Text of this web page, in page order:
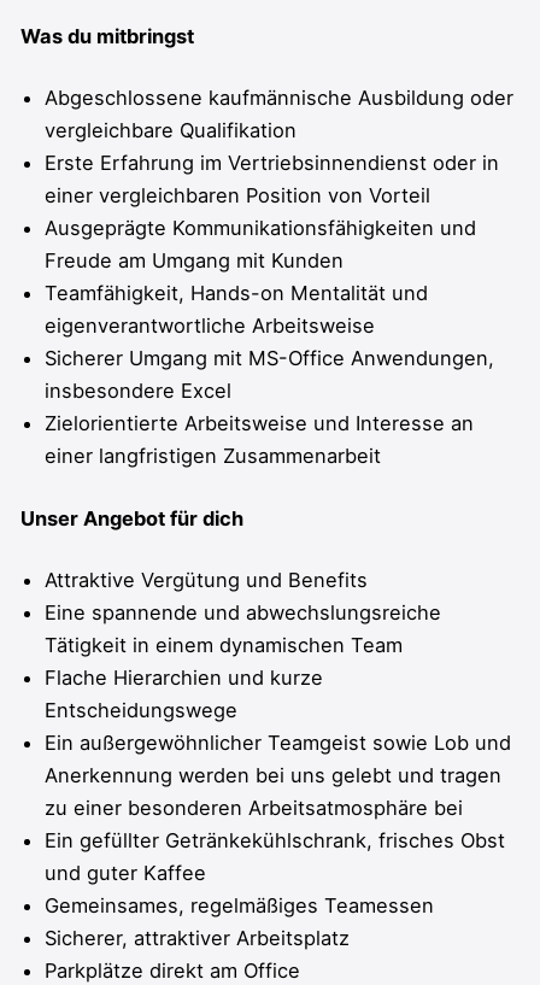
Was du mitbringst
Abgeschlossene kaufmännische Ausbildung oder
vergleichbare Qualifikation
Erste Erfahrung im Vertriebsinnendienst oder in
einer vergleichbaren Position von Vorteil
Ausgeprägte Kommunikationsfähigkeiten und
Freude am Umgang mit Kunden
Teamfähigkeit, Hands-on Mentalität und
eigenverantwortliche Arbeitsweise
Sicherer Umgang mit MS-Office Anwendungen,
insbesondere Excel
Zielorientierte Arbeitsweise und Interesse an
einer langfristigen Zusammenarbeit
Unser Angebot für dich
Attraktive Vergütung und Benefits
Eine spannende und abwechslungsreiche
Tätigkeit in einem dynamischen Team
Flache Hierarchien und kurze
Entscheidungswege
Ein außergewöhnlicher Teamgeist sowie Lob und
Anerkennung werden bei uns gelebt und tragen
zu einer besonderen Arbeitsatmosphäre bei
Ein gefüllter Getränkekühlschrank, frisches Obst
und guter Kaffee
Gemeinsames, regelmäßiges Teamessen
Sicherer, attraktiver Arbeitsplatz
Parkplätze direkt am Office